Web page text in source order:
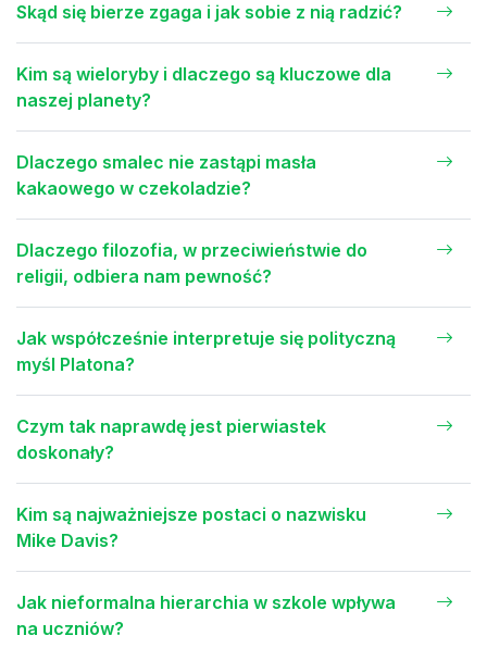
Skąd się bierze zgaga i jak sobie z nią radzić?
Kim są wieloryby i dlaczego są kluczowe dla
naszej planety?
Dlaczego smalec nie zastąpi masła
kakaowego w czekoladzie?
Dlaczego filozofia, w przeciwieństwie do
religii, odbiera nam pewność?
Jak współcześnie interpretuje się polityczną
myśl Platona?
Czym tak naprawdę jest pierwiastek
doskonały?
Kim są najważniejsze postaci o nazwisku
Mike Davis?
Jak nieformalna hierarchia w szkole wpływa
na uczniów?